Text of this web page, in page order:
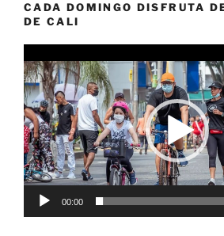
CADA DOMINGO DISFRUTA
DE CALI
de
vídeo
00:00